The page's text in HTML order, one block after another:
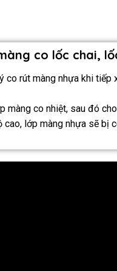
co lốc chai,
co rút màng nhựa khi tiếp
màng co nhiệt, sau đó
lớp màng nhựa sẽ bị